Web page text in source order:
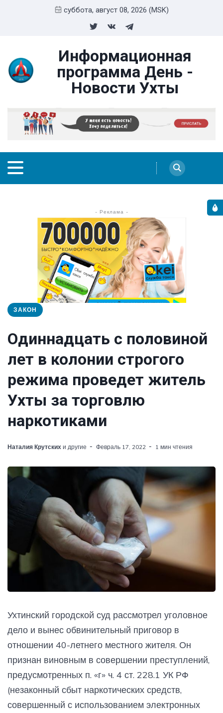
суббота, август 08, 2026 (MSK)
Информационная
программа День -
Новости Ухты
- Реклама -
ЗАКОН
Одиннадцать с половиной
лет в колонии строгого
режима проведет житель
Ухты за торговлю
наркотиками
Наталия Крутских и другие Февраль 17, 2022 1 мин чтения
Ухтинский городской суд рассмотрел уголовное
дело и вынес обвинительный приговор в
отношении 40-летнего местного жителя. Он
признан виновным в совершении преступлений,
предусмотренных п. «г» ч. 4 ст. 228.1 УК РФ
(незаконный сбыт наркотических средств,
совершенный с использованием электронных